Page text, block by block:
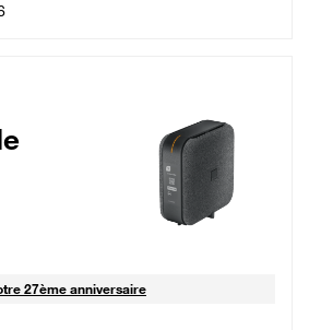
0 mois puis 49,99 € par mois, Sans engagement
27ème anniversaire